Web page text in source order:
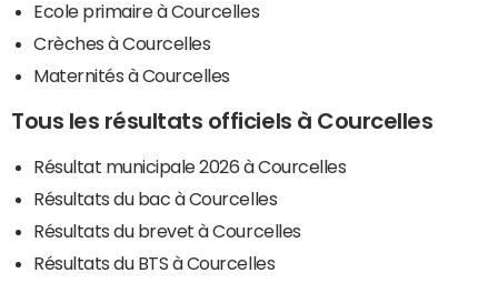
Ecole primaire à Courcelles
Crèches à Courcelles
Maternités à Courcelles
Tous les résultats officiels à Courcelles
Résultat municipale 2026 à Courcelles
Résultats du bac à Courcelles
Résultats du brevet à Courcelles
Résultats du BTS à Courcelles